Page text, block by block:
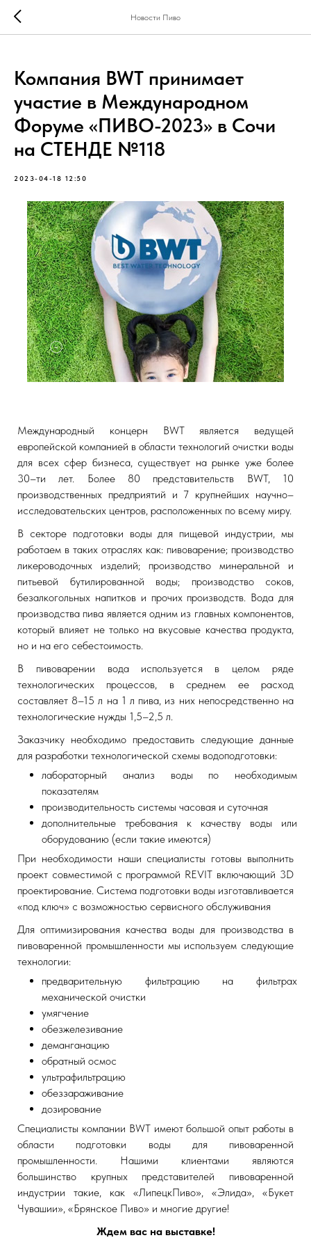
Новости Пиво
Компания BWT принимает
участие в Международном
Форуме «ПИВО-2023» в Сочи
на СТЕНДЕ №118
2023-04-18 12:50
Международный концерн BWT является ведущей
европейской компанией в области технологий очистки воды
для всех сфер бизнеса, существует на рынке уже более
30–ти лет. Более 80 представительств BWT, 10
производственных предприятий и 7 крупнейших научно–
исследовательских центров, расположенных по всему миру.
В секторе подготовки воды для пищевой индустрии, мы
работаем в таких отраслях как: пивоварение; производство
ликероводочных изделий; производство минеральной и
питьевой бутилированной воды; производство соков,
безалкогольных напитков и прочих производств. Вода для
производства пива является одним из главных компонентов,
который влияет не только на вкусовые качества продукта,
но и на его себестоимость.
В пивоварении вода используется в целом ряде
технологических процессов, в среднем ее расход
составляет 8–15 л на 1 л пива, из них непосредственно на
технологические нужды 1,5–2,5 л.
Заказчику необходимо предоставить следующие данные
для разработки технологической схемы водоподготовки:
лабораторный анализ воды по необходимым
показателям
производительность системы часовая и суточная
дополнительные требования к качеству воды или
оборудованию (если такие имеются)
При необходимости наши специалисты готовы выполнить
проект совместимой с программой REVIT включающий 3D
проектирование. Система подготовки воды изготавливается
«под ключ» с возможностью сервисного обслуживания
Для оптимизирования качества воды для производства в
пивоваренной промышленности мы используем следующие
технологии:
предварительную фильтрацию на фильтрах
механической очистки
умягчение
обезжелезивание
деманганацию
обратный осмос
ультрафильтрацию
обеззараживание
дозирование
Специалисты компании BWT имеют большой опыт работы в
области подготовки воды для пивоваренной
промышленности. Нашими клиентами являются
большинство крупных представителей пивоваренной
индустрии такие, как «ЛипецкПиво», «Элида», «Букет
Чувашии», «Брянское Пиво» и многие другие!
Ждем вас на выставке!